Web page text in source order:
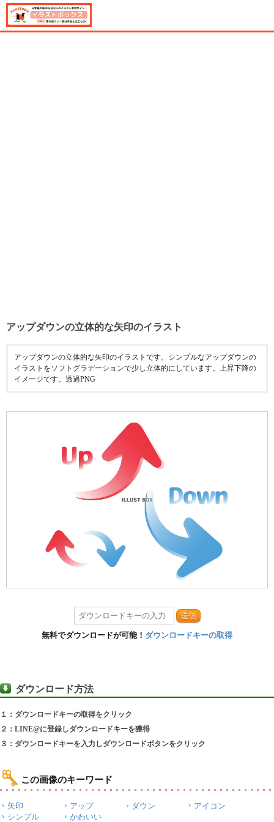
アップダウンの立体的な矢印のイラスト
アップダウンの立体的な矢印のイラストです。シンプルなアップダウンの
イラストをソフトグラデーションで少し立体的にしています。上昇下降の
イメージです。透過PNG
送信
無料でダウンロードが可能！ ダウンロードキーの取得
ダウンロード方法
１：ダウンロードキーの取得をクリック
２：LINE@に登録しダウンロードキーを獲得
３：ダウンロードキーを入力しダウンロードボタンをクリック
この画像のキーワード
矢印 アップ ダウン
アイコン
シンプル
かわいい